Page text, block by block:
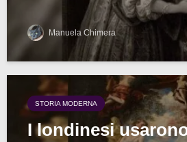
Manuela Chimera
STORIA MODERNA
I londinesi